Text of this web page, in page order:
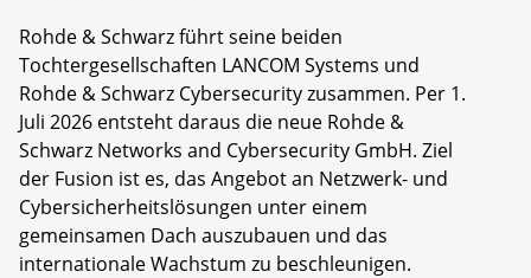
Rohde & Schwarz führt seine beiden
Tochtergesellschaften LANCOM Systems und
Rohde & Schwarz Cybersecurity zusammen. Per 1.
Juli 2026 entsteht daraus die neue Rohde &
Schwarz Networks and Cybersecurity GmbH. Ziel
der Fusion ist es, das Angebot an Netzwerk- und
Cybersicherheitslösungen unter einem
gemeinsamen Dach auszubauen und das
internationale Wachstum zu beschleunigen.